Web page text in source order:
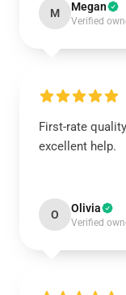
M Megan
Verified
First-rate
excellent help.
O Olivia
Verified